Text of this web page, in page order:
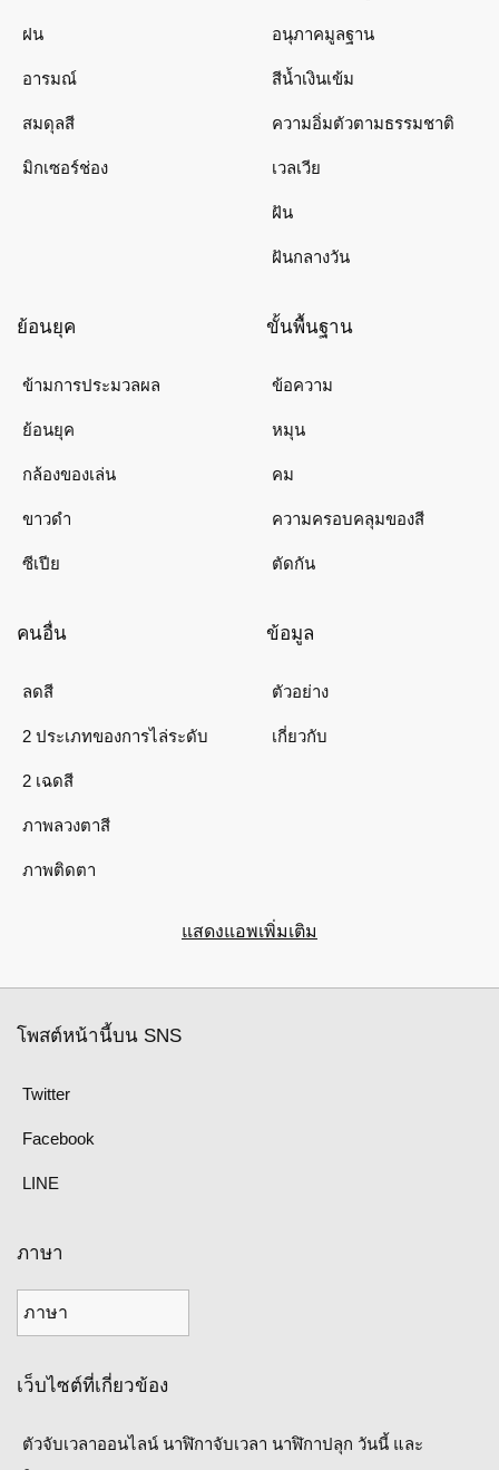
ฝน
อารมณ์
สมดุลสี
มิกเซอร์ช่อง
อนุภาคมูลฐาน
สีน้ำเงินเข้ม
ความอิ่มตัวตามธรรมชาติ
เวลเวีย
ฝัน
ฝันกลางวัน
ย้อนยุค
ข้ามการประมวลผล
ย้อนยุค
กล้องของเล่น
ขาวดำ
ซีเปีย
ขั้นพื้นฐาน
ข้อความ
หมุน
คม
ความครอบคลุมของสี
ตัดกัน
คนอื่น
ลดสี
2 ประเภทของการไล่ระดับ
2 เฉดสี
ภาพลวงตาสี
ภาพติดตา
ข้อมูล
ตัวอย่าง
เกี่ยวกับ
แสดงแอพเพิ่มเติม
โพสต์หน้านี้บน SNS
Twitter
Facebook
LINE
ภาษา
เว็บไซต์ที่เกี่ยวข้อง
ตัวจับเวลาออนไลน์ นาฬิกาจับเวลา นาฬิกาปลุก วันนี้ และ